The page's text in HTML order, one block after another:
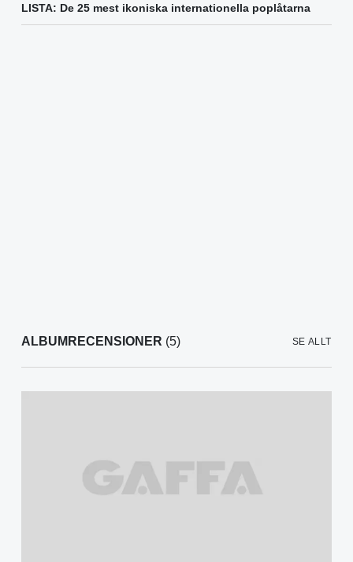
LISTA: De 25 mest ikoniska internationella poplåtarna
ALBUMRECENSIONER (5) SE ALLT